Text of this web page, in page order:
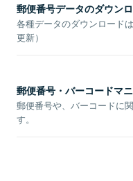
郵便番号データのダウン
各種データのダウンロード
更新）
郵便番号・バーコードマ
郵便番号や、バーコードに
す。